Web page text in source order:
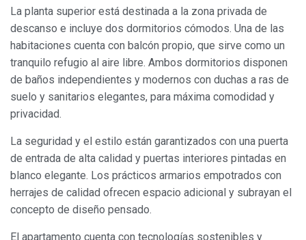
La planta superior está destinada a la zona privada de
descanso e incluye dos dormitorios cómodos. Una de las
habitaciones cuenta con balcón propio, que sirve como un
tranquilo refugio al aire libre. Ambos dormitorios disponen
de baños independientes y modernos con duchas a ras de
suelo y sanitarios elegantes, para máxima comodidad y
privacidad.
La seguridad y el estilo están garantizados con una puerta
de entrada de alta calidad y puertas interiores pintadas en
blanco elegante. Los prácticos armarios empotrados con
herrajes de calidad ofrecen espacio adicional y subrayan el
concepto de diseño pensado.
El apartamento cuenta con tecnologías sostenibles y
instalación de las mismas. El usuario tiene la posibilidad
de configurar su navegador pudiendo, si así lo desea,
impedir que sean instaladas en su disco duro, aunque
deberá tener en cuenta que dicha acción podrá ocasionar
dificultades de navegación de la página web.
Analíticas y personalización
Permiten realizar el seguimiento y análisis del
comportamiento de los usuarios de este sitio web. La
utiliza en la medición de la actividad de la web para la
elaboración de perfiles de navegación de los usuarios con
el fin de introducir mejoras en función del análisis de los
datos de uso que hacen los usuarios del servicio. Permiten
guardar la información de preferencia del usuario para
mejorar la calidad de nuestros servicios y para ofrecer una
mejor experiencia a través de productos recomendados.